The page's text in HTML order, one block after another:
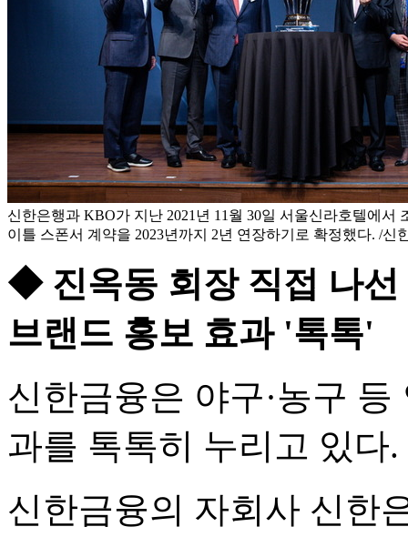
신한은행과 KBO가 지난 2021년 11월 30일 서울신라호텔에서
이틀 스폰서 계약을 2023년까지 2년 연장하기로 확정했다. /신
◆ 진옥동 회장 직접 나선
브랜드 홍보 효과 '톡톡'
신한금융은 야구·농구
과를 톡톡히 누리고 있다.
신한금융의 자회사 신한